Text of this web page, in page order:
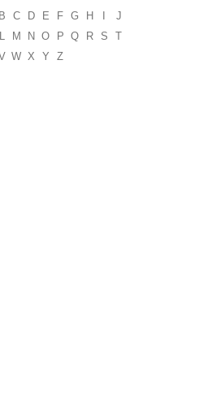
B C D E F G H
J
L M N O P Q R S
T
W X Y Z